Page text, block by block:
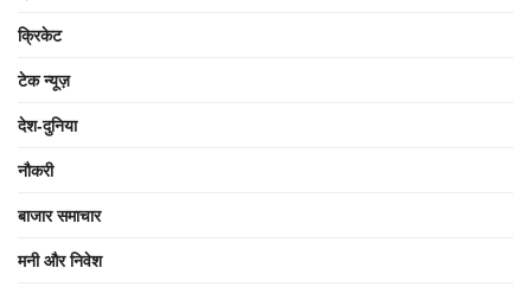
क्रिकेट
टेक न्यूज़
देश-दुनिया
नौकरी
बाजार समाचार
मनी और निवेश